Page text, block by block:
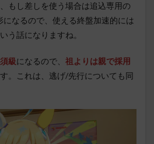
もし差しを使う場合は追込専用の
になるので、使える終盤加速的には
う話になりますね。
級になるので、 祖よりは親で採用
。これは、逃げ/先行についても同